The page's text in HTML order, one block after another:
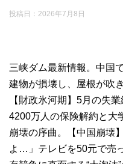
投稿日： 2026年7月8日
三峡ダム最新情報。中国
建物が損壊し、屋根が吹
【財政氷河期】5月の失
4200万人の保険解約と大
崩壊の序曲。【中国崩壊
よ…」テレビを50元で売